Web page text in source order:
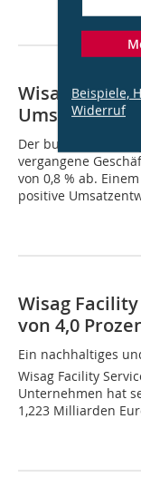
Beispiele,
Widerruf
Wisag
Umsatzplus
Der bundesweit
vergangene
von 0,8 % ab.
positive
Wisag
von 4,0
Ein nachhaltiges
Wisag Facility
Unternehmen hat
1,223 Milliarden